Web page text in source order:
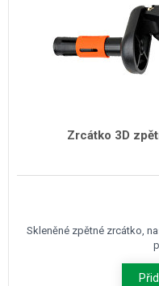
Zrcátko 3D
Skleněné zpětné zrcátko,